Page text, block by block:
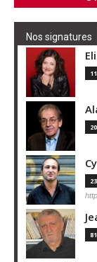
Nos signatures